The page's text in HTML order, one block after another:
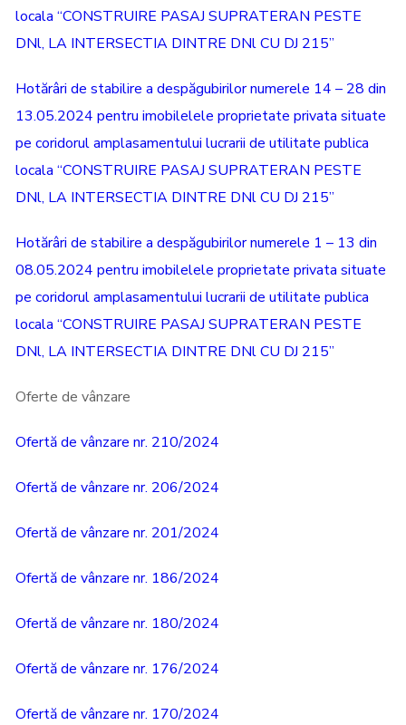
locala “CONSTRUIRE PASAJ SUPRATERAN PESTE
DNl, LA INTERSECTIA DINTRE DNl CU DJ 215”
Hotărâri de stabilire a despăgubirilor numerele 14 – 28 din
13.05.2024 pentru imobilelele proprietate privata situate
pe coridorul amplasamentului lucrarii de utilitate publica
locala “CONSTRUIRE PASAJ SUPRATERAN PESTE
DNl, LA INTERSECTIA DINTRE DNl CU DJ 215”
Hotărâri de stabilire a despăgubirilor numerele 1 – 13 din
08.05.2024 pentru imobilelele proprietate privata situate
pe coridorul amplasamentului lucrarii de utilitate publica
locala “CONSTRUIRE PASAJ SUPRATERAN PESTE
DNl, LA INTERSECTIA DINTRE DNl CU DJ 215”
Oferte de vânzare
Ofertă de vânzare nr. 210/2024
Ofertă de vânzare nr. 206/2024
Ofertă de vânzare nr. 201/2024
Ofertă de vânzare nr. 186/2024
Ofertă de vânzare nr. 180/2024
Ofertă de vânzare nr. 176/2024
Ofertă de vânzare nr. 170/2024